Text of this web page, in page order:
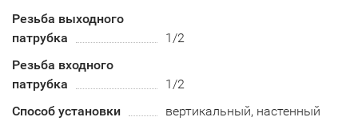
Резьба выходного
патрубка
1/2
Резьба входного
патрубка
1/2
Способ установки
вертикальный, настенный